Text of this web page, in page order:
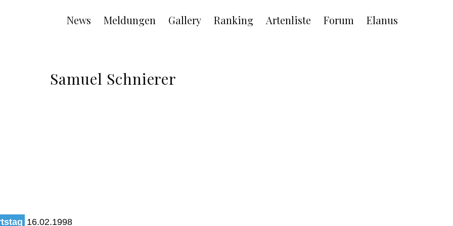
Main
navigation
News Meldungen Gallery Ranking Artenliste Forum Elanus
Samuel Schnierer
16.02.1998